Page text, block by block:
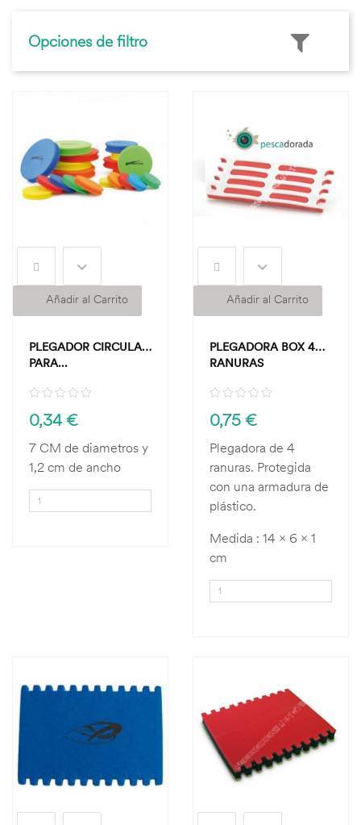
Opciones de filtro
Añadir al Carrito
PLEGADOR CIRCULAR
PARA...
0,34 €
7 CM de diametros y
1,2 cm de ancho
Añadir al Carrito
PLEGADORA BOX 4
RANURAS
0,75 €
Plegadora de 4
ranuras. Protegida
con una armadura de
plástico.
Medida : 14 x 6 x 1
cm